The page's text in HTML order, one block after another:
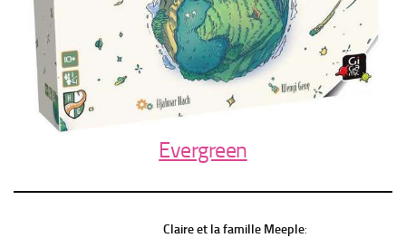
Evergreen
Claire et la famille Meeple: